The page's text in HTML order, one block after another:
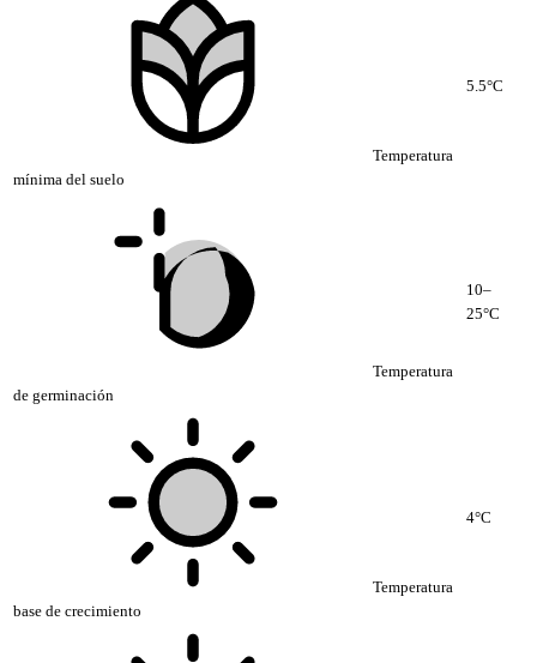
Temperatura
mínima del suelo
5.5°C
Temperatura
de germinación
10–
25°C
Temperatura
base de crecimiento
4°C